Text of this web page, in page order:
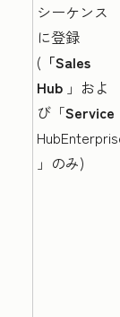
シーケンス
に登録
( 「Sales
Hub 」およ
び「Service
」のみ)